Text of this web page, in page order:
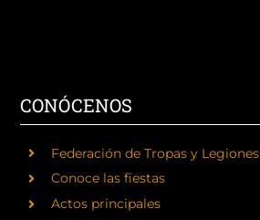
CONÓCENOS
Federación de Tropas y Legiones
Conoce las fiestas
Actos principales